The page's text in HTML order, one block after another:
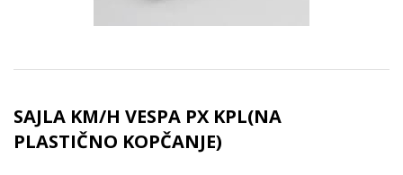
Zaboravljena lozinka?
SAJLA KM/H VESPA PX KPL(NA
PLASTIČNO KOPČANJE)